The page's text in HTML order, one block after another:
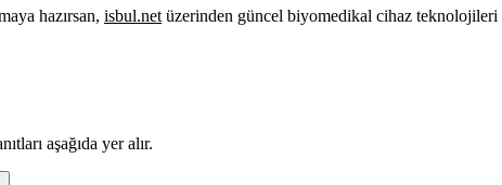
hazırsan, isbul.netüzerinden güncel biyomedikal cihaz teknolojileri
aşağıda yer alır.